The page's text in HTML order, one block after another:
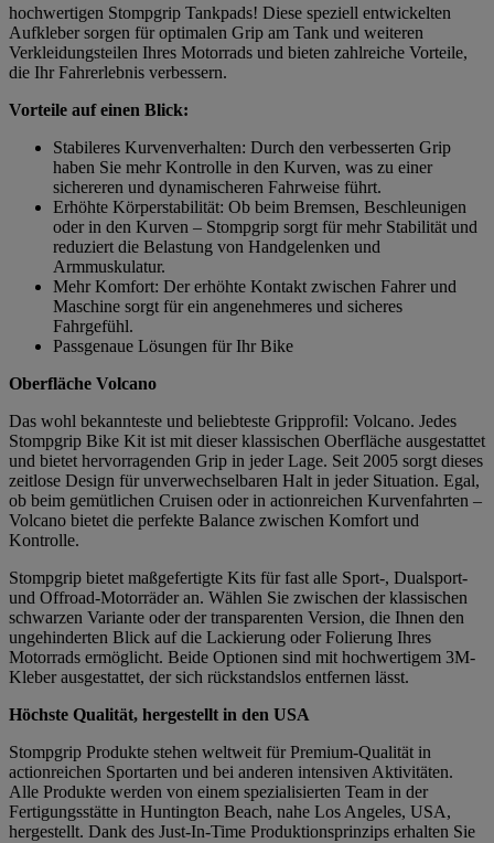
hochwertigen Stompgrip Tankpads! Diese speziell entwickelten
Aufkleber sorgen für optimalen Grip am Tank und weiteren
Verkleidungsteilen Ihres Motorrads und bieten zahlreiche Vorteile,
die Ihr Fahrerlebnis verbessern.
Vorteile auf einen Blick:
Stabileres Kurvenverhalten: Durch den verbesserten Grip
haben Sie mehr Kontrolle in den Kurven, was zu einer
sichereren und dynamischeren Fahrweise führt.
Erhöhte Körperstabilität: Ob beim Bremsen, Beschleunigen
oder in den Kurven – Stompgrip sorgt für mehr Stabilität und
reduziert die Belastung von Handgelenken und
Armmuskulatur.
Mehr Komfort: Der erhöhte Kontakt zwischen Fahrer und
Maschine sorgt für ein angenehmeres und sicheres
Fahrgefühl.
Passgenaue Lösungen für Ihr Bike
Oberfläche Volcano
Das wohl bekannteste und beliebteste Gripprofil: Volcano. Jedes
Stompgrip Bike Kit ist mit dieser klassischen Oberfläche ausgestattet
und bietet hervorragenden Grip in jeder Lage. Seit 2005 sorgt dieses
zeitlose Design für unverwechselbaren Halt in jeder Situation. Egal,
ob beim gemütlichen Cruisen oder in actionreichen Kurvenfahrten –
Volcano bietet die perfekte Balance zwischen Komfort und
Kontrolle.
Stompgrip bietet maßgefertigte Kits für fast alle Sport-, Dualsport-
und Offroad-Motorräder an. Wählen Sie zwischen der klassischen
schwarzen Variante oder der transparenten Version, die Ihnen den
ungehinderten Blick auf die Lackierung oder Folierung Ihres
Motorrads ermöglicht. Beide Optionen sind mit hochwertigem 3M-
Kleber ausgestattet, der sich rückstandslos entfernen lässt.
Höchste Qualität, hergestellt in den USA
Stompgrip Produkte stehen weltweit für Premium-Qualität in
actionreichen Sportarten und bei anderen intensiven Aktivitäten.
Alle Produkte werden von einem spezialisierten Team in der
Fertigungsstätte in Huntington Beach, nahe Los Angeles, USA,
hergestellt. Dank des Just-In-Time Produktionsprinzips erhalten Sie